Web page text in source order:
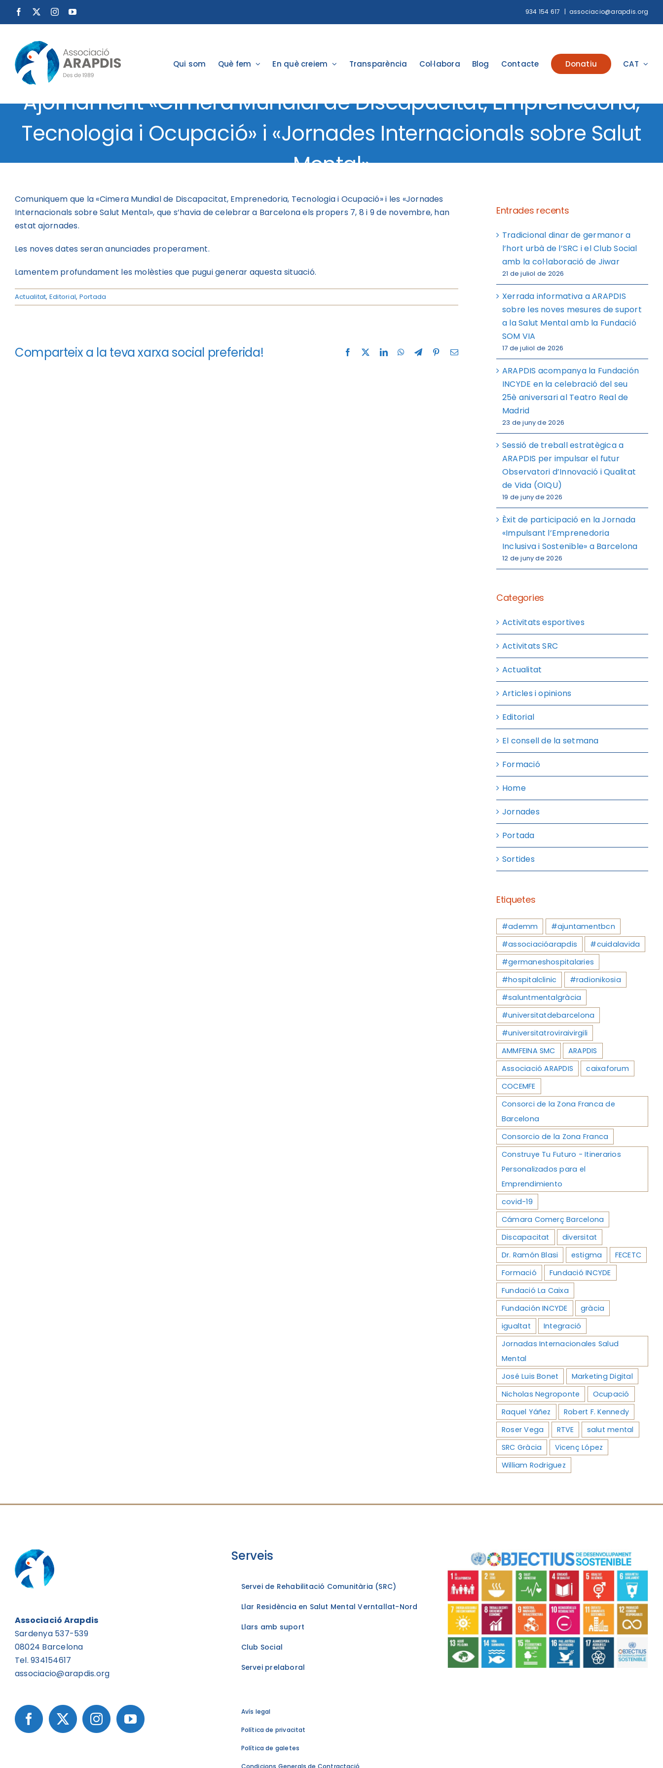
Facebook InstagramYouTube 934 154 617 | associacio@arapdis.org
Qui som Què fem En què creiem Transparència Col·labora Blog Contacte Donatiu CAT
Ajornament «Cimera Mundial de Discapacitat, Emprenedoria,
Tecnologia i Ocupació» i «Jornades Internacionals sobre Salut
Mental»
Comuniquem que la «Cimera Mundial de Discapacitat, Emprenedoria, Tecnologia i Ocupació» i les «Jornades
Internacionals sobre Salut Mental», que s’havia de celebrar a Barcelona els propers 7, 8 i 9 de novembre, han
estat ajornades.
Les noves dates seran anunciades properament.
Lamentem profundament les molèsties que pugui generar aquesta situació.
Actualitat, Editorial, Portada
Comparteix a la teva xarxa social preferida! Facebook LinkedInWhatsApp
TelegramPinterestEmail
Entrades recents
Tradicional dinar de germanor a
l’hort urbà de l’SRC i el Club Social
amb la col·laboració de Jiwar
21 de juliol de 2026
Xerrada informativa a ARAPDIS
sobre les noves mesures de suport
a la Salut Mental amb la Fundació
SOM VIA
17 de juliol de 2026
ARAPDIS acompanya la Fundación
INCYDE en la celebració del seu
25è aniversari al Teatro Real de
Madrid
23 de juny de 2026
Sessió de treball estratègica a
ARAPDIS per impulsar el futur
Observatori d’Innovació i Qualitat
de Vida (OIQU)
19 de juny de 2026
Èxit de participació en la Jornada
«Impulsant l’Emprenedoria
Inclusiva i Sostenible» a Barcelona
12 de juny de 2026
Categories
Activitats esportives
Activitats SRC
Actualitat
Articles i opinions
Editorial
El consell de la setmana
Formació
Home
Jornades
Portada
Sortides
Etiquetes
#ademm
#ajuntamentbcn
#associacióarapdis
#cuidalavida
#germaneshospitalaries
#hospitalclinic
#radionikosia
#saluntmentalgràcia
#universitatdebarcelona
#universitatroviraivirgili
AMMFEINA SMC
ARAPDIS
Associació ARAPDIS
caixaforum
COCEMFE
Consorci de la Zona Franca de
Barcelona
Consorcio de la Zona Franca
Construye Tu Futuro - Itinerarios
Personalizados para el
Emprendimiento
covid-19
Cámara Comerç Barcelona
Discapacitat
diversitat
Dr. Ramón Blasi
estigma
FECETC
Formació
Fundació INCYDE
Fundació La Caixa
Fundación INCYDE
gràcia
igualtat
Integració
Jornadas Internacionales Salud
Mental
José Luis Bonet
Marketing Digital
Nicholas Negroponte
Ocupació
Raquel Yáñez
Robert F. Kennedy
Roser Vega
RTVE
salut mental
SRC Gràcia
Vicenç López
William Rodriguez
Associació Arapdis
Sardenya 537-539
08024 Barcelona
Tel. 934154617
associacio@arapdis.org
Serveis
Servei de Rehabilitació Comunitària (SRC)
Llar Residència en Salut Mental Verntallat-Nord
Llars amb suport
Club Social
Servei prelaboral
Avís legal
Política de privacitat
Política de galetes
Condicions Generals de Contractació